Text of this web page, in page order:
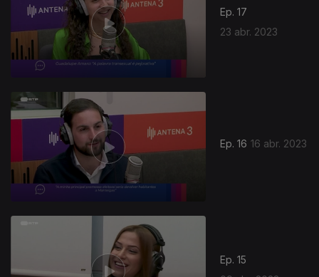
Ep. 17
23 abr. 2023
Ep. 16 16 abr. 2023
Ep. 15